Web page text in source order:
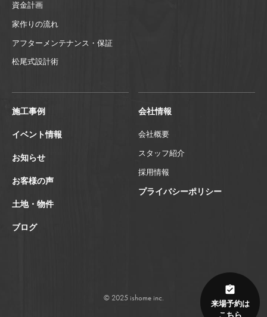
来場予約は
こちら
資金計画
家作りの流れ
アフターメンテナンス・保証
松尾式設計術
施工事例
イベント情報
お知らせ
お客様の声
土地・物件
ブログ
会社情報
会社概要
スタッフ紹介
採用情報
プライバシーポリシー
© 2025 ishome inc.